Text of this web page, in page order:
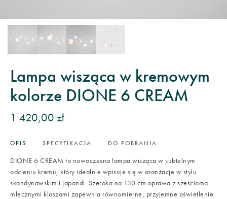
Lampa wisząca w kremowym
kolorze DIONE 6 CREAM
1 420,00 zł
OPIS SPECYFIKACJA DO POBRANIA
DIONE 6 CREAM to nowoczesna lampa wisząca w subtelnym
odcieniu kremu, który idealnie wpisuje się w aranżacje w stylu
skandynawskim i japandi. Szeroka na 130 cm oprawa z sześcioma
mlecznymi kloszami zapewnia równomierne, przyjemne oświetlenie.